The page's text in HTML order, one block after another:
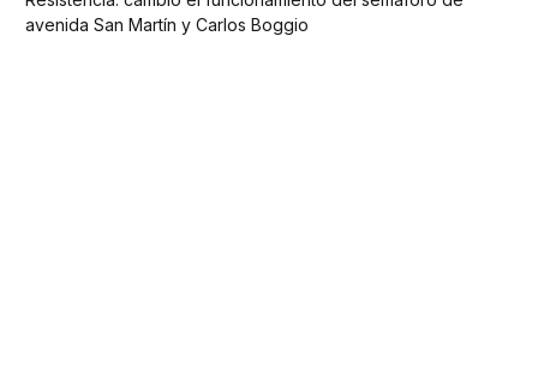
avenida San Martín y Carlos Boggio